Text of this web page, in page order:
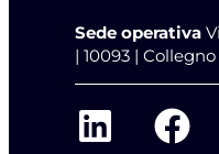
Sede operativa
| 10093 | Collegno